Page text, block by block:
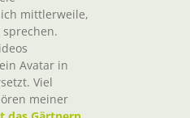
mittlerweile,
Avatar in
Viel
meiner